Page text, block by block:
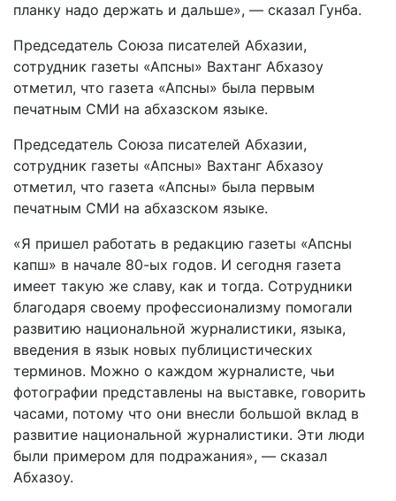
планку надо держать и дальше», — сказал Гунба.
Председатель Союза писателей Абхазии,
сотрудник газеты «Апсны» Вахтанг Абхазоу
отметил, что газета «Апсны» была первым
печатным СМИ на абхазском языке.
Председатель Союза писателей Абхазии,
сотрудник газеты «Апсны» Вахтанг Абхазоу
отметил, что газета «Апсны» была первым
печатным СМИ на абхазском языке.
«Я пришел работать в редакцию газеты «Апсны
капш» в начале 80-ых годов. И сегодня газета
имеет такую же славу, как и тогда. Сотрудники
благодаря своему профессионализму помогали
развитию национальной журналистики, языка,
введения в язык новых публицистических
терминов. Можно о каждом журналисте, чьи
фотографии представлены на выставке, говорить
часами, потому что они внесли большой вклад в
развитие национальной журналистики. Эти люди
были примером для подражания», — сказал
Абхазоу.